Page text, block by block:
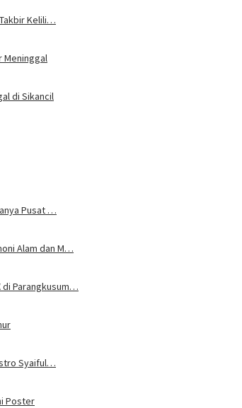
Kelili…
Meninggal
di Sikancil
Pusat …
Alam dan M…
di Parangkusum…
Syaiful…
Poster